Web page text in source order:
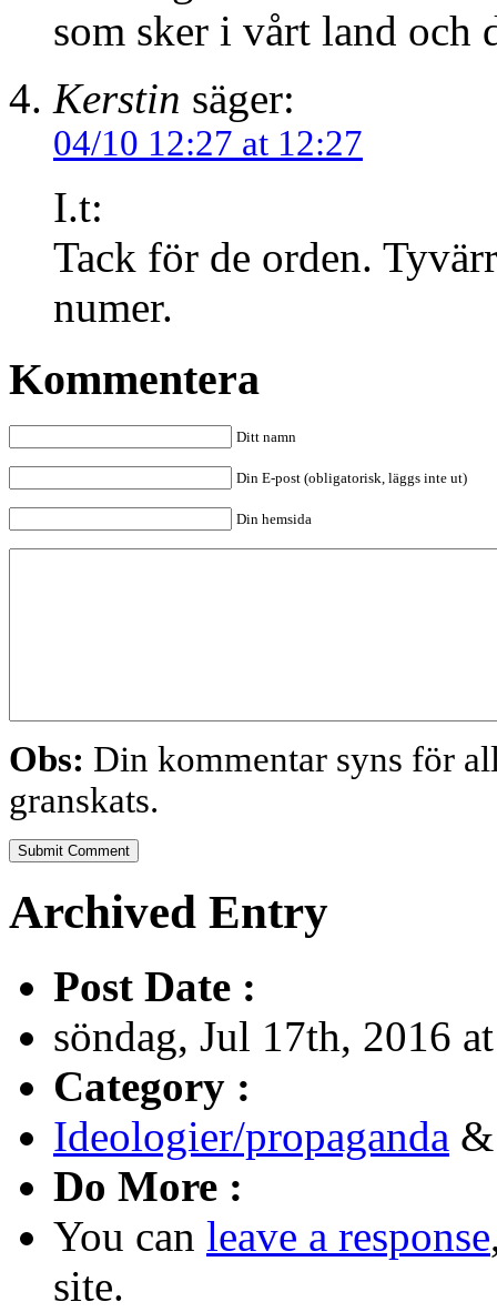
som sker i vårt land och
Kerstin säger:
04/10 12:27 at 12:27
I.t:
Tack för de orden.
numer.
Kommentera
Ditt namn
Din E-post (obligatorisk, läggs inte ut)
Din hemsida
Obs: Din kommentar syns för
granskats.
Archived Entry
Post Date :
söndag, Jul 17th, 2016
Category :
Ideologier/propaganda
Do More :
You can leave a response
site.